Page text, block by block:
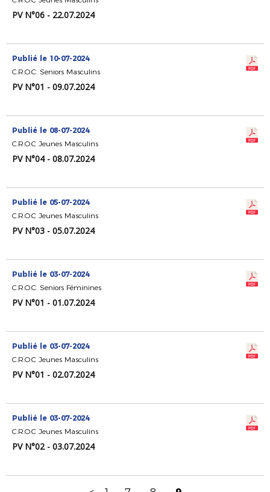
PV N°06 - 22.07.2024
Publié le 10-07-2024
C.R.O.C. Seniors Masculins
PV N°01 - 09.07.2024
Publié le 08-07-2024
C.R.O.C Jeunes Masculins
PV N°04 - 08.07.2024
Publié le 05-07-2024
C.R.O.C Jeunes Masculins
PV N°03 - 05.07.2024
Publié le 03-07-2024
C.R.O.C. Seniors Féminines
PV N°01 - 01.07.2024
Publié le 03-07-2024
C.R.O.C Jeunes Masculins
PV N°01 - 02.07.2024
Publié le 03-07-2024
C.R.O.C Jeunes Masculins
PV N°02 - 03.07.2024